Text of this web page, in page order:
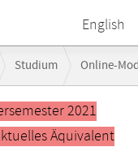
English
Studium Online-
2021
Äquivalent